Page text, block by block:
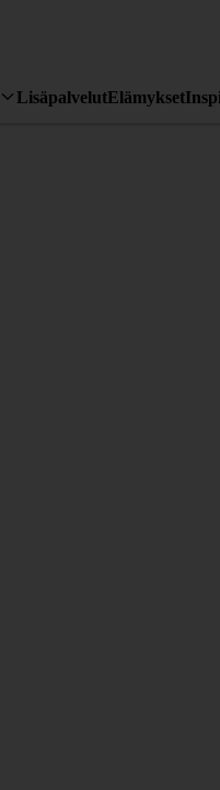
LisäpalvelutElämykset